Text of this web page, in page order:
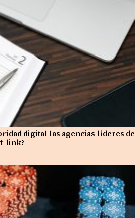
digital las agencias líderes de
link?